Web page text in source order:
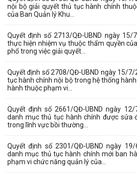
nội bộ giải quyết thủ tục hành chính
của Ban Quản lý Khu...
Quyết định số 2713/QĐ-UBND ngày 15/
thực hiện nhiệm vụ thuộc thẩm quyền
phố trong việc giải quyết...
Quyết định số 2708/QĐ-UBND ngày 15/7/
tục hành chính nội bộ trong hệ thống
hành thuộc phạm vi...
Quyết định số 2661/QĐ-UBND ngày
danh mục thủ tục hành chính được sửa
trong lĩnh vực bồi thường...
Quyết định số 2301/QĐ-UBND ngày
danh mục thủ tục hành chính mới ban
phạm vi chức năng quản lý của...